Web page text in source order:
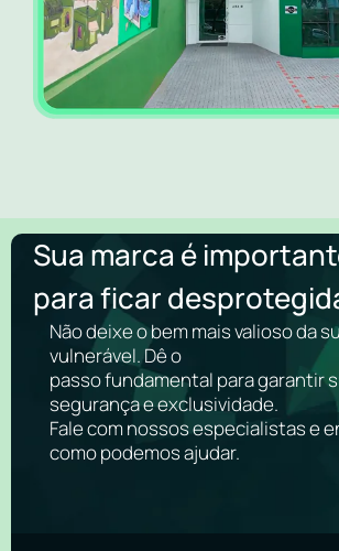
Sua marca é
para ficar
Não deixe o bem mais valioso da
vulnerável. Dê o
passo fundamental para garantir
segurança e exclusividade.
Fale com nossos especialistas e
como podemos ajudar.